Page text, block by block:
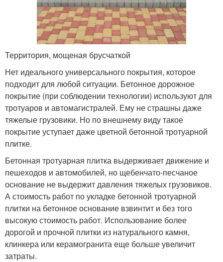
Территория, мощеная брусчаткой
Нет идеального универсального покрытия, которое
подходит для любой ситуации. Бетонное дорожное
покрытие (при соблюдении технологии) используют для
тротуаров и автомагистралей. Ему не страшны даже
тяжелые грузовики. Но по внешнему виду такое
покрытие уступает даже цветной бетонной тротуарной
плитке.
Бетонная тротуарная плитка выдерживает движение и
пешеходов и автомобилей, но щебенчато-песчаное
основание не выдержит давления тяжелых грузовиков.
А стоимость работ по укладке бетонной тротуарной
плитки на бетонное основание взвинтит и без того
высокую стоимость работ. Использование более
дорогой и прочной плитки из натурального камня,
клинкера или керамогранита еще больше увеличит
затраты.